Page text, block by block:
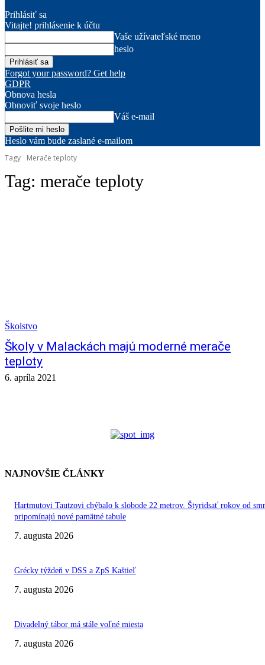
Prihlásiť sa
Vitajte! prihlásenie k účtu
Vaše užívateľské meno
heslo
Forgot your password? Get help
GDPR
Obnova hesla
Obnoviť svoje heslo
Váš e-mail
Heslo vám bude zaslané e-mailom
Tagy
Merače teploty
Tag: merače teploty
Školstvo
Školy v Malackách majú moderné merače
teploty
6. apríla 2021
NAJNOVŠIE ČLÁNKY
Hartmutovi Tautzovi chýbalo k slobode 22 metrov. Štyridsať rokov od
pripomínajú nové pamätné tabule
7. augusta 2026
Grécky týždeň v DSS a ZpS Kaštieľ
7. augusta 2026
Divadelný tábor má stále voľné miesta
7. augusta 2026